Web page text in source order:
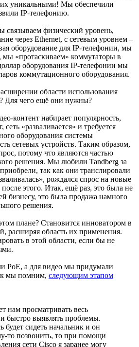
уникальными! Мы обеспечили
IP-телефонию.
связываем физический уровень,
через Ethernet, с сетевым уровнем –
оборудование для IP-телефонии, мы
«протаскиваем» коммутаторы в
оборудования IP-телефонии мы
коммутационного оборудования.
области использования
Для чего ещё они нужны?
контент набирает популярность,
сеть «разваливается» и требуется
оборудования системы
сетевых устройств. Таким образом,
потому что являются частью
решения. Мы любили Tandberg за
так как они транслировали
рождался спрос на новые
этого. Итак, ещё раз, это была не
бизнесу, это была продажа намного
решения.
плане? Становится инноватором в
расширяя область их применения.
в этой области, если бы не
PoE, а для видео мы придумали
мы помним, следующим этапом
нам просматривать весь
быстро выявлять проблемы.
будет сидеть начальник и он
то позвонить, то при помощи
сети Cisco я заранее могу